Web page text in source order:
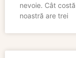
nevoie. Cât
noastră are trei